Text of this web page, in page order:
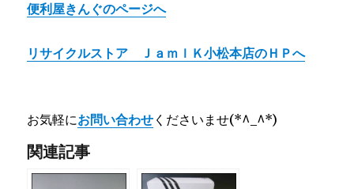
便利屋きんぐのページへ
リサイクルストア ＪａｍｌＫ小松本店のＨＰへ
お気軽にお問い合わせ くださいませ(*^_^*)
関連記事